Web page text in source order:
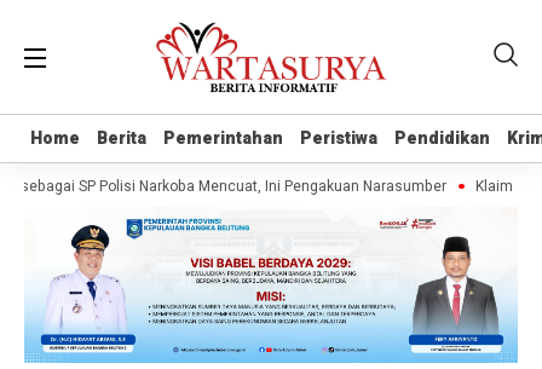
Home Berita Pemerintahan Peristiwa Pendidikan
Home Berita Pemerintahan Peristiwa Pendidikan
sebagai SP Polisi Narkoba Mencuat, Ini Pengakuan Narasumber Klaim